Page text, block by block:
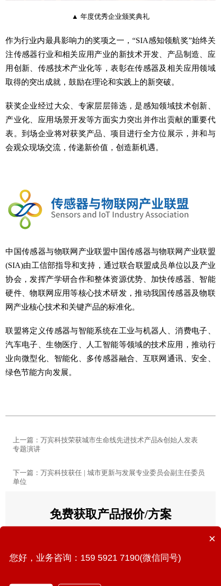
▲ 年度优秀企业颁奖典礼
作为行业内最具影响力的奖项之一，“SIA感知领航奖”始终关
注传感器行业和相关应用产业的新技术开发、产品制造、应
用创新、传感技术产业化等，表彰在传感器及相关应用领域
取得的突出成就，鼓励在理论和实践上的新突破。
获奖企业经过大众、专家层层筛选，是感知领域技术创新、
产业化、应用场景开发等方面实力突出并作出贡献的重要代
表。到场企业将对获奖产品、项目进行全方位展示，并和与
会观众现场交流，传递新价值，创造新机遇。
中国传感器与物联网产业联盟中国传感器与物联网产业联盟
(SIA)由工信部指导和支持，通过联合联盟成员单位以及产业
协会，发挥产学研合作和整体资源优势、加快传感器、智能
硬件、物联网应用等核心技术研发，推动我国传感器及物联
网产业核心技术和关键产品的标准化。
联盟将定义传感器与智能系统在工业与机器人、消费电子、
汽车电子、生物医疗、人工智能等领域的技术应用，推动行
业向微型化、智能化、多传感器融合、互联网通讯、安全、
绿色节能方向发展。
上一篇：万宾科技荣获城市生命线先进技术产品&创始人发表
专题演讲
下一篇：万宾科技获任 | 城市更新与发展专业委员会副主任委员
单位
免费获取产品报价/方案
×
您好，业务咨询：159 5921 7190(微信同号)